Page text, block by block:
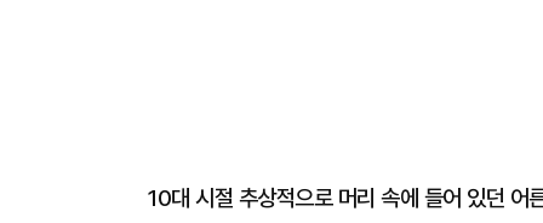
10대 시절 추상적으로 머리 속에 들어 있던 어